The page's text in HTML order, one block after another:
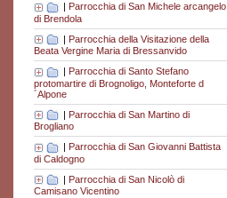
| Parrocchia di San Michele arcangelo
di Brendola
| Parrocchia della Visitazione della
Beata Vergine Maria di Bressanvido
| Parrocchia di Santo Stefano
protomartire di Brognoligo, Monteforte d
´Alpone
| Parrocchia di San Martino di
Brogliano
Parrocchia di San Giovanni Battista
di Caldogno
| Parrocchia di San Nicolò di
Camisano Vicentino